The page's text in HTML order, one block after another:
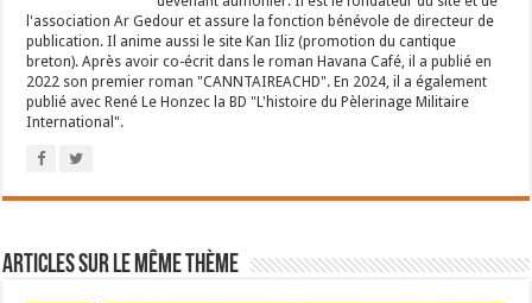
l'association Ar Gedour et assure la fonction bénévole de directeur de
publication. Il anime aussi le site Kan Iliz (promotion du cantique
breton). Après avoir co-écrit dans le roman Havana Café, il a publié en
2022 son premier roman "CANNTAIREACHD". En 2024, il a également
publié avec René Le Honzec la BD "L'histoire du Pèlerinage Militaire
International".
Articles sur le même thème